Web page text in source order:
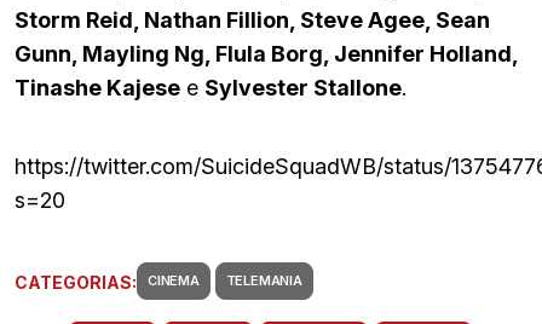
Storm Reid, Nathan Fillion, Steve Agee, Sean
Gunn, Mayling Ng, Flula Borg, Jennifer Holland,
Tinashe Kajese e Sylvester Stallone.
https://twitter.com/SuicideSquadWB/status/
s=20
CATEGORIAS: CINEMA TELEMANIA